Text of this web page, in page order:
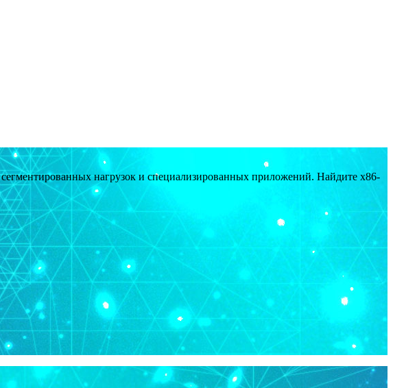
нагрузок и специализированных приложений. Найдите x86-